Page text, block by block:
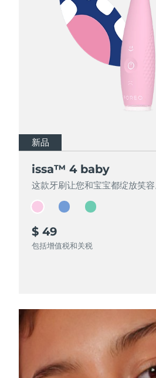
新品
issa™ 4 baby
这款牙刷让您和宝宝都绽放笑容
$ 49
包括增值税和关税
新品
issa™ 4 baby
这款牙刷让您和宝宝都绽放笑容
$ 49
包括增值税和关税
新品
issa™ 4 baby
这款牙刷让您和宝宝都绽放笑容
$ 49
包括增值税和关税
南非
韩国
瑞典
瑞士
泰国
土耳其
阿拉伯联合酋长国